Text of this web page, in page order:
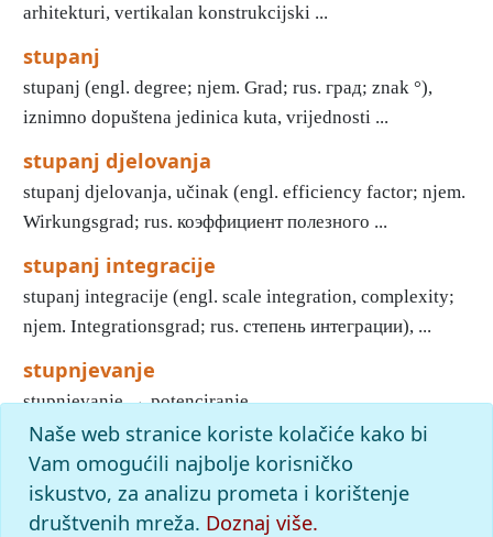
arhitekturi, vertikalan konstrukcijski ...
stupanj
stupanj (engl. degree; njem. Grad; rus. град; znak °),
iznimno dopuštena jedinica kuta, vrijednosti ...
stupanj djelovanja
stupanj djelovanja, učinak (engl. efficiency factor; njem.
Wirkungsgrad; rus. коэффициент полезного ...
stupanj integracije
stupanj integracije (engl. scale integration, complexity;
njem. Integrationsgrad; rus. степень интеграции), ...
stupnjevanje
stupnjevanje → potenciranje ...
Početak « 61 62 63 64 65 66 67 68 69 70
slovos: pronađenih odgovora: 694; vrijeme izvršavanja
upita: 14 ms
Naše web stranice koriste kolačiće kako bi
Vam omogućili najbolje korisničko
iskustvo, za analizu prometa i korištenje
društvenih mreža. Doznaj više.